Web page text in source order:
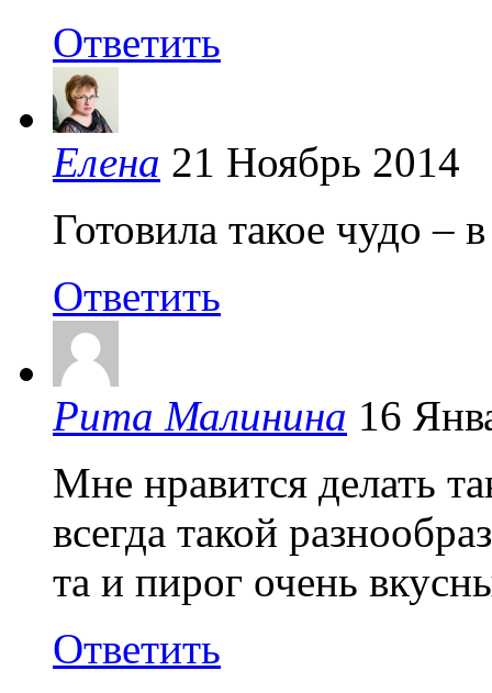
Ответить
Елена 21 Ноябрь 2014
Готовила такое чудо –
Ответить
Рита Малинина 16
Мне нравится делать
всегда такой
та и пирог очень
Ответить